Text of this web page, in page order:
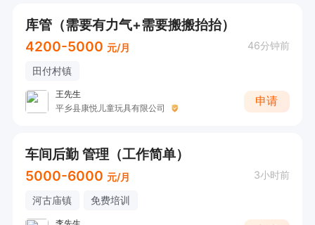
库管（需要有力气+需要搬搬抬抬）
4200-5000 元/月 46分钟前
田付村镇
王先生
平乡县康悦儿童玩具有限公司
申请
车间后勤 管理（工作简单）
5000-6000 元/月 3小时前
河古庙镇 免费培训